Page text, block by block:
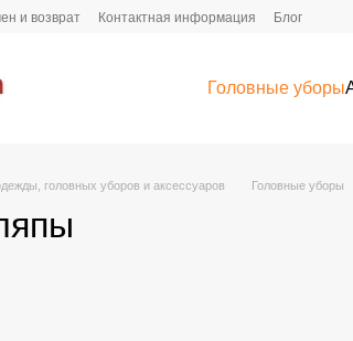
и возврат Контактная информация Блог
Головные уборы
головных уборов и аксессуаров Головные уборы